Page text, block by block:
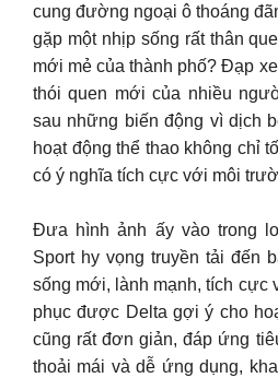
cung đường ngoại ô thoáng
gặp một nhịp sống rất thân
mới mẻ của thành phố? Đạp
thói quen mới của nhiều
sau những biến động vì dịch
hoạt động thể thao không chỉ
có ý nghĩa tích cực với môi
Đưa hình ảnh ấy vào trong
Sport hy vọng truyền tải đến
sống mới, lành mạnh, tích cực
phục được Delta gợi ý cho
cũng rất đơn giản, đáp ứng
thoải mái và dễ ứng dụng,